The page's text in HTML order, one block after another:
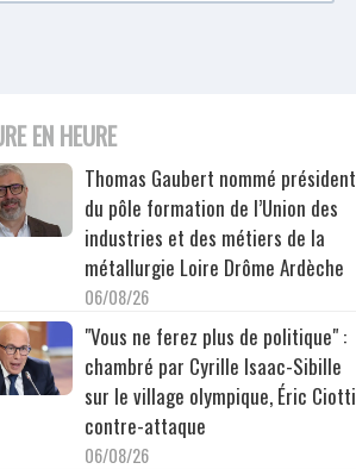
EN HEURE
Thomas Gaubert nommé président
du pôle formation de l’Union des
industries et des métiers de la
métallurgie Loire Drôme Ardèche
06/08/26
"Vous ne ferez plus de politique" :
chambré par Cyrille Isaac-Sibille
sur le village olympique, Éric Ciotti
contre-attaque
06/08/26